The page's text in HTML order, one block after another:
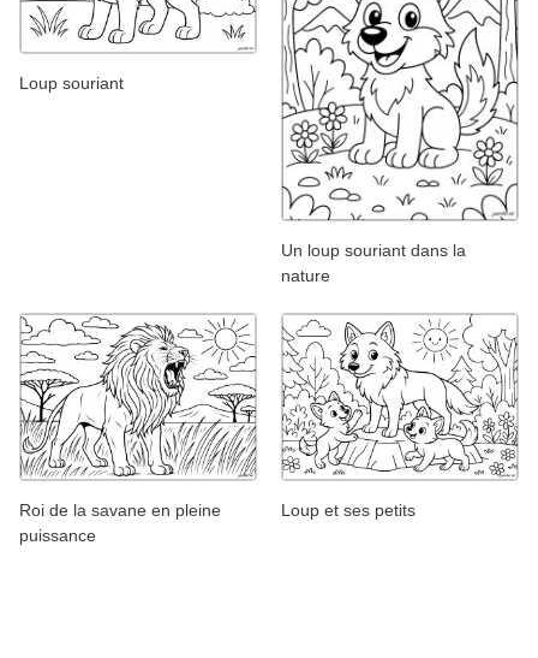
Loup souriant
Un loup souriant dans la
nature
Roi de la savane en pleine
puissance
Loup et ses petits